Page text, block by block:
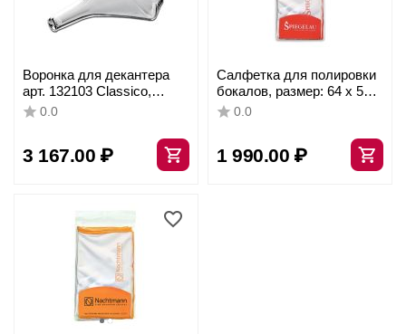
Воронка для декантера
арт. 132103 Classico,
DERU
0.0
3 167.00 ₽
Салфетка для полировки
бокалов, размер: 64 х 50
см, материал:
0.0
1 990.00 ₽